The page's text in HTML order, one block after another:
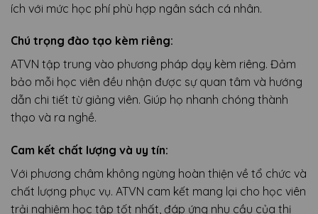
ích với mức học phí phù hợp ngân sách cá nhân.
Chú trọng đào tạo kèm riêng:
ATVN tập trung vào phương pháp dạy kèm riêng. Đảm
bảo mỗi học viên đều nhận được sự quan tâm và hướng
dẫn chi tiết từ giảng viên. Giúp họ nhanh chóng thành
thạo và ra nghề.
Cam kết chất lượng và uy tín:
Với phương châm không ngừng hoàn thiện về tổ chức và
chất lượng phục vụ. ATVN cam kết mang lại cho học viên
trải nghiệm học tập tốt nhất, đáp ứng nhu cầu của thị